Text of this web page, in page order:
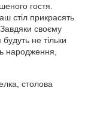
гостя.
стіл прикрасять
. Завдяки своєму
будуть не тільки
народження,
столова